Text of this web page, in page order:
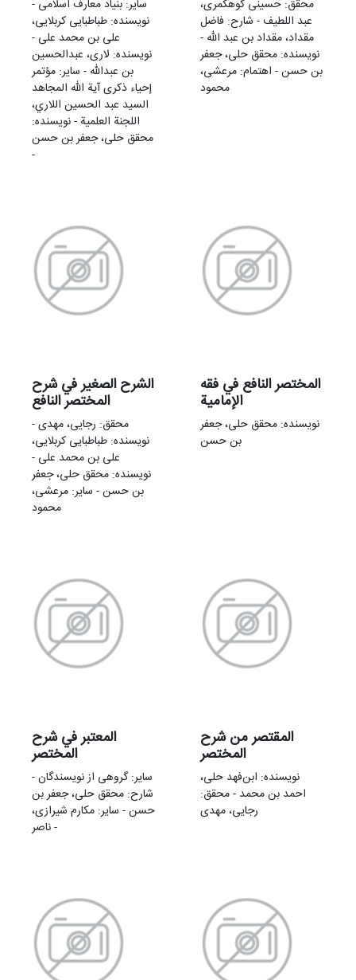
سایر: بنیاد معارف اسلامی -
نویسنده: طباطبایی کربلایی،
علی بن محمد علی -
نویسنده: لاری، عبدالحسین
بن عبدالله - سایر: مؤتمر
إحياء ذكری آية الله المجاهد
السيد عبد الحسين اللاري،
اللجنة العلمية - نویسنده:
محقق حلی، جعفر بن حسن
-
محقق: حسینی کوهکمری،
عبد اللطیف - شارح: فاضل
مقداد، مقداد بن عبد الله -
نویسنده: محقق حلی، جعفر
بن حسن - اهتمام: مرعشی،
محمود
الشرح الصغیر في شرح
المختصر النافع
محقق: رجایی، مهدی -
نویسنده: طباطبایی کربلایی،
علی بن محمد علی -
نویسنده: محقق حلی، جعفر
بن حسن - سایر: مرعشی،
محمود
المختصر النافع في فقه
الإمامیة
نویسنده: محقق حلی، جعفر
بن حسن
المعتبر في شرح
المختصر
سایر: گروهی از نویسندگان -
شارح: محقق حلی، جعفر بن
حسن - سایر: مکارم شیرازی،
ناصر -
المقتصر من شرح
المختصر
نویسنده: ابن‌فهد حلی،
احمد بن محمد - محقق:
رجایی، مهدی